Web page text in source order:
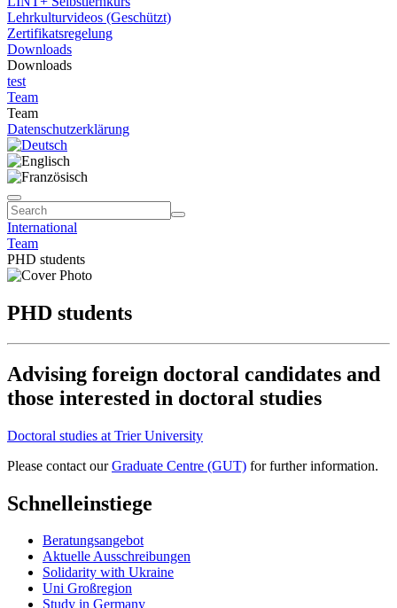
Lehrkulturvideos (Geschützt)
Zertifikatsregelung
Downloads
Downloads
test
Team
Team
Datenschutzerklärung
International
Team
PHD students
PHD students
Advising foreign doctoral candidates and
those interested in doctoral studies
Doctoral studies at Trier University
Please contact ourGraduate Centre (GUT) for further information.
Schnelleinstiege
Beratungsangebot
Aktuelle Ausschreibungen
Solidarity with Ukraine
Uni Großregion
Study in Germany